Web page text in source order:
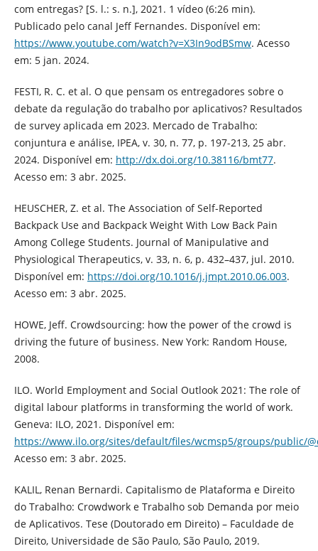
com entregas? [S. l.: s. n.], 2021. 1 vídeo (6:26 min).
Publicado pelo canal Jeff Fernandes. Disponível em:
https://www.youtube.com/watch?v=X3In9odBSmw. Acesso
em: 5 jan. 2024.
FESTI, R. C. et al. O que pensam os entregadores sobre o
debate da regulação do trabalho por aplicativos? Resultados
de survey aplicada em 2023. Mercado de Trabalho:
conjuntura e análise, IPEA, v. 30, n. 77, p. 197-213, 25 abr.
2024. Disponível em: http://dx.doi.org/10.38116/bmt77.
Acesso em: 3 abr. 2025.
HEUSCHER, Z. et al. The Association of Self-Reported
Backpack Use and Backpack Weight With Low Back Pain
Among College Students. Journal of Manipulative and
Physiological Therapeutics, v. 33, n. 6, p. 432–437, jul. 2010.
Disponível em: https://doi.org/10.1016/j.jmpt.2010.06.003.
Acesso em: 3 abr. 2025.
HOWE, Jeff. Crowdsourcing: how the power of the crowd is
driving the future of business. New York: Random House,
2008.
ILO. World Employment and Social Outlook 2021: The role of
digital labour platforms in transforming the world of work.
Geneva: ILO, 2021. Disponível em:
https://www.ilo.org/sites/default/files/wcmsp5/groups/public/
Acesso em: 3 abr. 2025.
KALIL, Renan Bernardi. Capitalismo de Plataforma e Direito
do Trabalho: Crowdwork e Trabalho sob Demanda por meio
de Aplicativos. Tese (Doutorado em Direito) – Faculdade de
Direito, Universidade de São Paulo, São Paulo, 2019.